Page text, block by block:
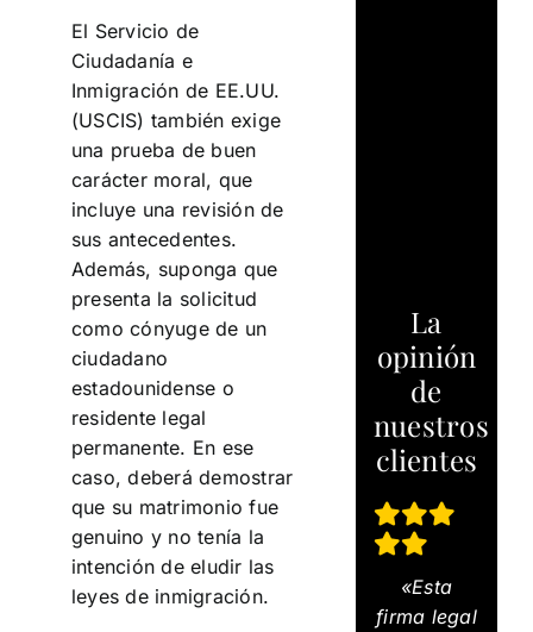
El Servicio de
Ciudadanía e
Inmigración de EE.UU.
(USCIS) también exige
una prueba de buen
carácter moral, que
incluye una revisión de
sus antecedentes.
Además, suponga que
presenta la solicitud
como cónyuge de un
ciudadano
estadounidense o
residente legal
permanente. En ese
caso, deberá demostrar
que su matrimonio fue
genuino y no tenía la
intención de eludir las
leyes de inmigración.
La
opinión
de
nuestros
clientes
«Esta
firma legal